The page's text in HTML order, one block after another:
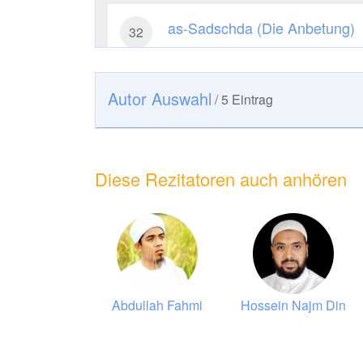
32 as-Sadschda (Die Anbetung)
al-Fath (Der Erfolg)
8841 0Gefällt mir
at-Tūr (Der Berg)
8220 Hören 0Gefällt mir
Autor Auswahl /5 Eintrag
Diese Rezitatoren auch anhören
Hossein Najm Din
Abdullah Fahmi